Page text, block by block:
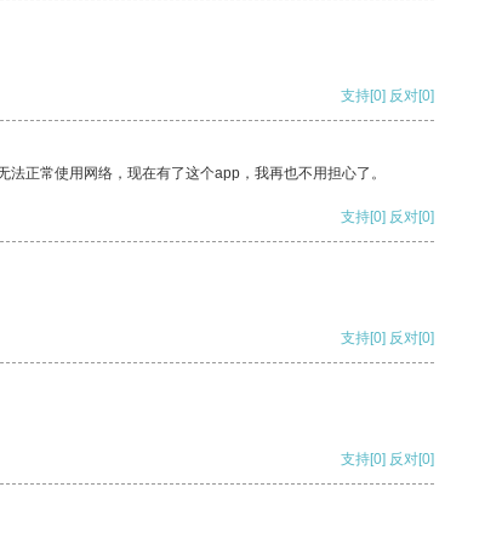
支持[0] 反对[0]
正常使用网络，现在有了这个app，我再也不用担心了。
支持[0] 反对[0]
支持[0] 反对[0]
支持[0] 反对[0]